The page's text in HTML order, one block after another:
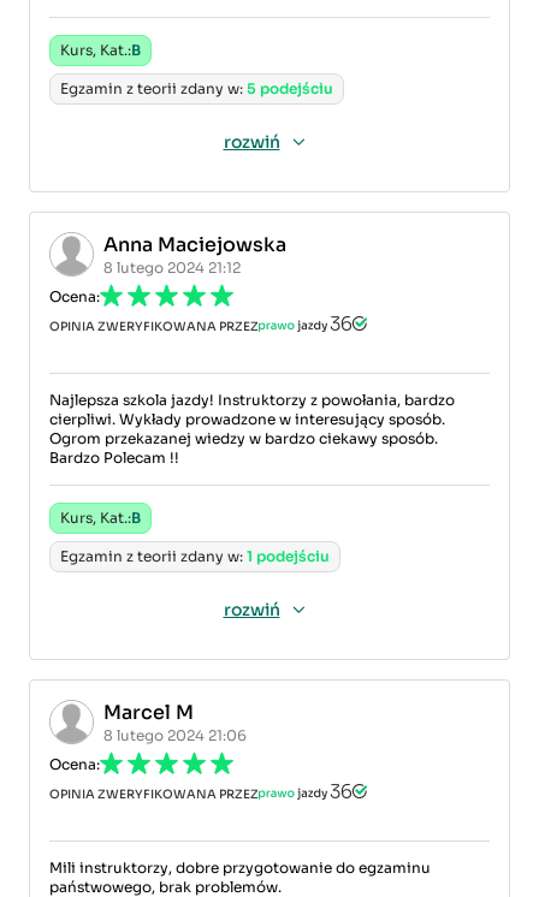
Kurs, Kat.:B
Egzamin z teorii zdany w: 5 podejściu
rozwiń
Anna Maciejowska
8 lutego 2024 21:12
Ocena:
OPINIA ZWERYFIKOWANA PRZEZ
Najlepsza szkola jazdy! Instruktorzy z powołania, bardzo
cierpliwi. Wykłady prowadzone w interesujący sposób.
Ogrom przekazanej wiedzy w bardzo ciekawy sposób.
Bardzo Polecam !!
Kurs, Kat.:B
Egzamin z teorii zdany w: 1 podejściu
rozwiń
Marcel M
8 lutego 2024 21:06
Ocena:
OPINIA ZWERYFIKOWANA PRZEZ
Mili instruktorzy, dobre przygotowanie do egzaminu
państwowego, brak problemów.